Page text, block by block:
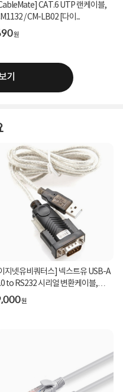
CAT.6 UTP 랜케이블,
/ CM-LB02 [다이...
원
기
지넷유비쿼터스] 넥스트유 USB-A
to RS232 시리얼 변환케이블,
RS232U20 ...
원